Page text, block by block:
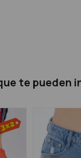
te pueden